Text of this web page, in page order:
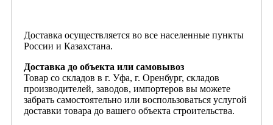
Доставка осуществляется во все населенные пункты
России и Казахстана.
Доставка до объекта или самовывоз
Товар со складов в г. Уфа, г. Оренбург, складов
производителей, заводов, импортеров вы можете
забрать самостоятельно или воспользоваться услугой
доставки товара до вашего объекта строительства.